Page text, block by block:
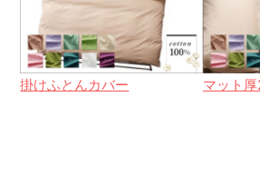
掛けふとんカバー マット